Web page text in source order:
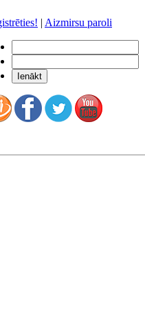
| Aizmirsu paroli